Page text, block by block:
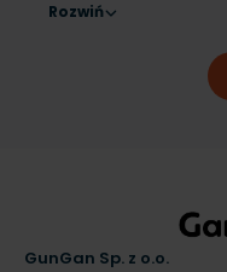
Rozwiń
GunGan Sp. z o.o.